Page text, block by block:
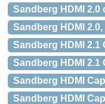
Sandberg HDMI 2.0
Sandberg HDMI 2.0,
Sandberg HDMI 2.1
Sandberg HDMI 2.1
Sandberg HDMI
Sandberg HDMI